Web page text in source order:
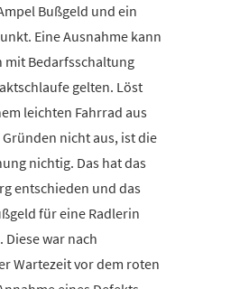
Bußgeld und ein
Eine Ausnahme kann
mit Bedarfsschaltung
gelten. Löst
leichten Fahrrad aus
nicht aus, ist die
nichtig. Das hat das
entschieden und das
für eine Radlerin
war nach
Wartezeit vor dem roten